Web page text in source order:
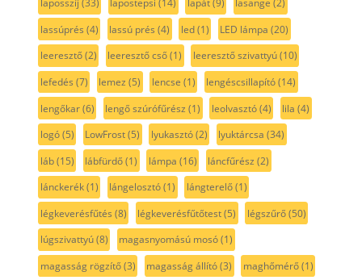
laposszíj (33) lapostepsi (14) lapát(9) lasange (2)
lassúprés (4) lassú prés (4) led(1) LED lámpa (20)
leeresztő(2) leeresztő cső(1) leeresztő szivattyú(10)
lefedés (7) lemez (5) lencse (1) lengéscsillapító(14)
lengőkar(6) lengő szúrófűrész (1) leolvasztó(4) lila (4)
logó(5) LowFrost(5) lyukasztó(2) lyuktárcsa (34)
láb(15) lábfürdő(1) lámpa (16) láncfűrész (2)
lánckerék(1) lángelosztó(1) lángterelő(1)
légkeverésfűtés (8) légkeverésfűtőtest(5) légszűrő(50)
lúgszivattyú(8) magasnyomású mosó(1)
magasság rögzítő(3) magasság állító(3) maghőmérő(1)